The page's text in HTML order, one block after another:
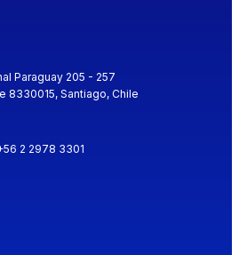
Paraguay 205 - 257
8330015, Santiago, Chile
2 2978 3301